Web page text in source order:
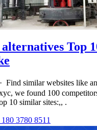
Top
similar websites like
we found 100
10 similar sites:,, .
3780 8511